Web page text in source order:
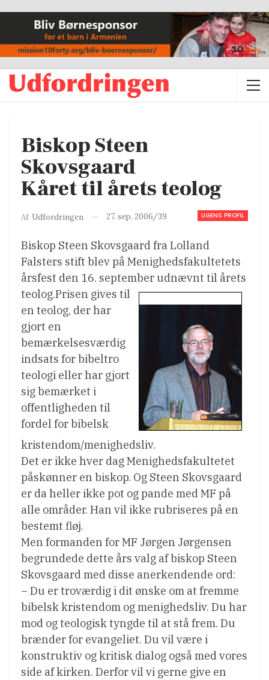
Biskop Steen
Skovsgaard
Kåret til årets teolog
UGENS PROFIL
Af Udfordringen 27. sep. 2006/39
Biskop Steen Skovsgaard fra Lolland
Falsters stift blev på Menighedsfakultetets
årsfest den 16. september udnævnt til årets
teolog.Prisen gives til
en teolog, der har
gjort en
bemærkelsesværdig
indsats for bibeltro
teologi eller har gjort
sig bemærket i
offentligheden til
fordel for bibelsk
kristendom/menighedsliv.
Det er ikke hver dag Menighedsfakultetet
påskønner en biskop. Og Steen Skovsgaard
er da heller ikke pot og pande med MF på
alle områder. Han vil ikke rubriseres på en
bestemt fløj.
Men formanden for MF Jørgen Jørgensen
begrundede dette års valg af biskop Steen
Skovsgaard med disse anerkendende ord:
– Du er troværdig i dit ønske om at fremme
bibelsk kristendom og menighedsliv. Du har
mod og teologisk tyngde til at stå frem. Du
brænder for evangeliet. Du vil være i
konstruktiv og kritisk dialog også med vores
side af kirken. Derfor vil vi gerne give en